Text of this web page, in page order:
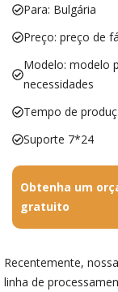
Para: Bulgária
Preço: preço de
Modelo: modelo
necessidades
Tempo de
Suporte 7*24
Obtenha um
gratuito
Recentemente,
linha de